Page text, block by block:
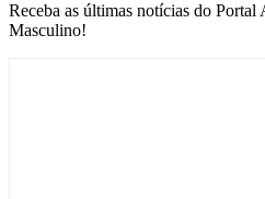
Receba as últimas notícias do
Masculino!